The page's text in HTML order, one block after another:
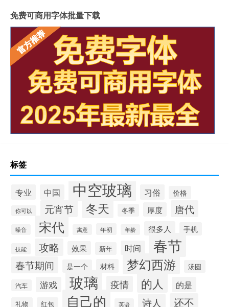
免费可商用字体批量下载
标签
专业 中国 中空玻璃 习俗 价格
你可以 元宵节 冬天 冬季 厚度 唐代
噪音 宋代 寓意 年初 年龄 很多人 手机
技能 攻略 效果 新年 时间 春节
春节期间 是一个 材料 梦幻西游 汤圆
汽车 游戏 玻璃 疫情 的人 的是
礼物 红包 自己的 英语 诗人 还不